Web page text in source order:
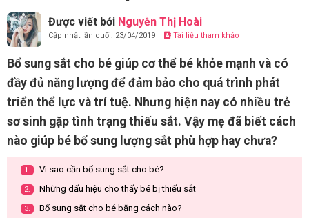
Được viết bởi Nguyễn Thị Hoài
Cập nhật lần cuối: 23/04/2019 Tài liệu tham khảo
Bổ sung sắt cho bé giúp cơ thể bé khỏe mạnh và có
đầy đủ năng lượng để đảm bảo cho quá trình phát
triển thể lực và trí tuệ. Nhưng hiện nay có nhiều trẻ
sơ sinh gặp tình trạng thiếu sắt. Vậy mẹ đã biết cách
nào giúp bé bổ sung lượng sắt phù hợp hay chưa?
1. Vì sao cần bổ sung sắt cho bé?
2. Những dấu hiệu cho thấy bé bị thiếu sắt
3. Bổ sung sắt cho bé bằng cách nào?